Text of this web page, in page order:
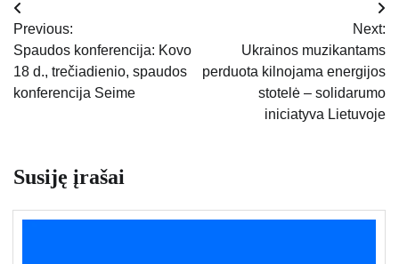
Navigacija
tarp
įrašų
Previous:
Spaudos konferencija: Kovo
18 d., trečiadienio, spaudos
konferencija Seime
Next:
Ukrainos muzikantams
perduota kilnojama energijos
stotelė – solidarumo
iniciatyva Lietuvoje
Susiję įrašai